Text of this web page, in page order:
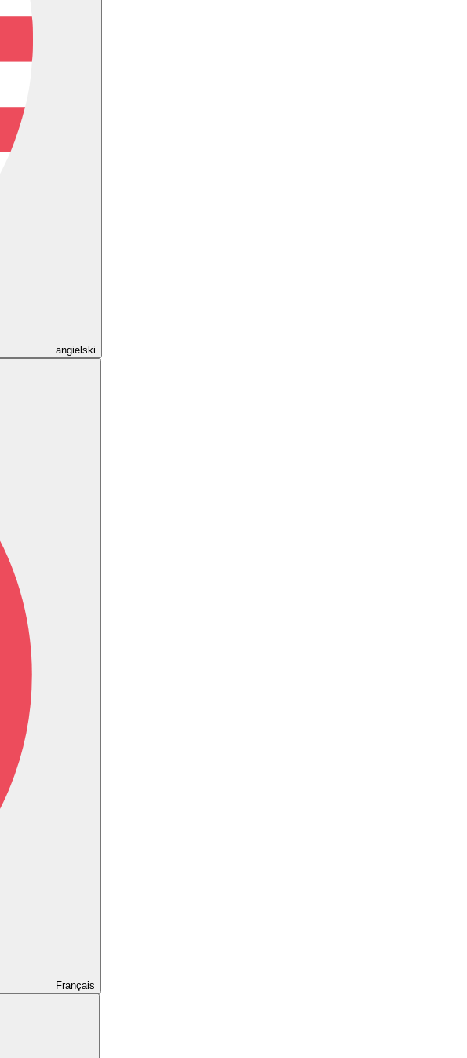
angielski
Français